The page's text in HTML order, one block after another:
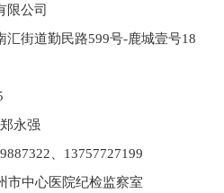
限公司
汇街道勤民路599号-鹿城壹号18
郑永强
、13757727199
市中心医院纪检监察室